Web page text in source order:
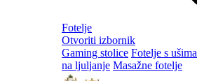
Fotelje
Otvoriti izbornik
Gaming stolice Fotelje s ušima
na ljuljanje Masažne fotelje